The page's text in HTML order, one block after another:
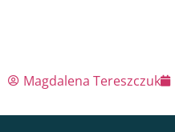
Magdalena Tereszczuk